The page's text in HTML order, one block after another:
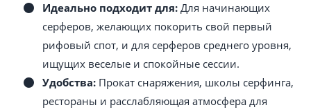
Идеально подходит для: Для начинающих
серферов, желающих покорить свой первый
рифовый спот, и для серферов среднего уровня,
ищущих веселые и спокойные сессии.
Удобства: Прокат снаряжения, школы серфинга,
рестораны и расслабляющая атмосфера для